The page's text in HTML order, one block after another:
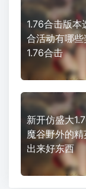
1.76合击版本
合活动有哪
1.76合击
新开仿盛大
魔谷野外的
出来好东西